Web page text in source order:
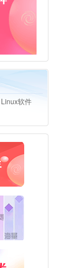
Linux软件